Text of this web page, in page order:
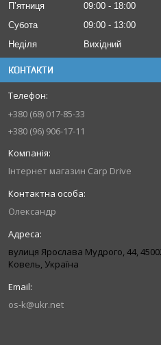
Пʼятниця
09:00
18:00
Субота
09:00
13:00
Неділя
Вихідний
КОНТАКТИ
+380 (68) 017-85-33
+380 (96) 906-17-11
Інтернет магазин Carp Drive
Олександр
вулиця Ярослава Мудрого, 44,
Ковель, Україна
os-k@ukr.net